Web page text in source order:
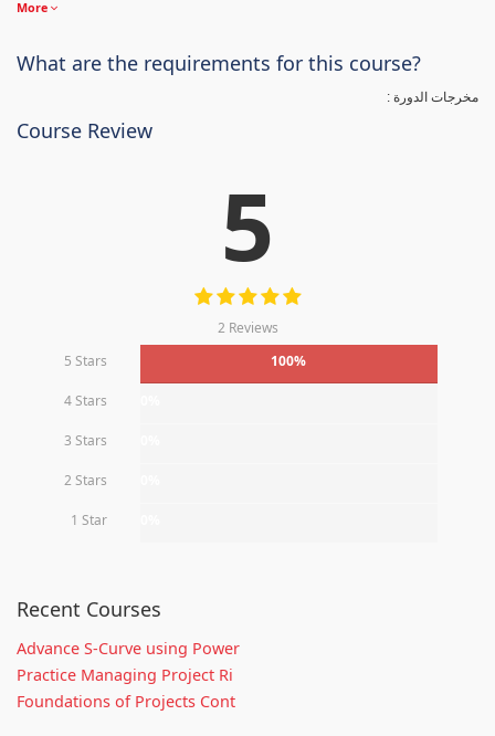
More
What are the requirements for this course?
مخرجات الدورة :
Course Review
5
2 Reviews
5 Stars
100%
4 Stars
3 Stars
2 Stars
1 Star
Recent Courses
Advance S-Curve using Power
Practice Managing Project Ri
Foundations of Projects Cont